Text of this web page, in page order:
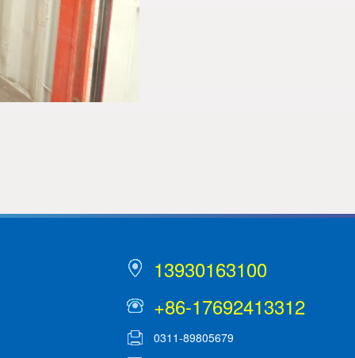
13930163100
+86-17692413312
0311-89805679